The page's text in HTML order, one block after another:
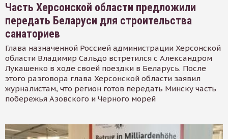
Часть Херсонской области предложили
передать Беларуси для строительства
санаториев
Глава назначенной Россией администрации Херсонской
области Владимир Сальдо встретился с Александром
Лукашенко в ходе своей поездки в Беларусь. После
этого разговора глава Херсонской области заявил
журналистам, что регион готов передать Минску часть
побережья Азовского и Черного морей